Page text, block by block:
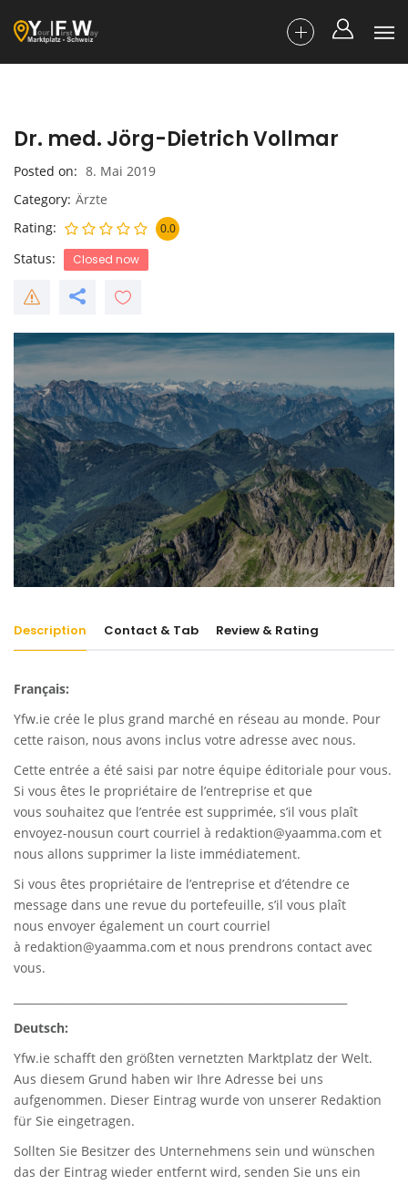
Dr. med. Jörg-Dietrich Vollmar
Posted on
8. Mai 2019
Category Ärzte
Rating
0.0
Status Closed now
Description Contact & Tab Review & Rating
Français:
Yfw.ie crée le plus grand marché en réseau au monde. Pour
cette raison, nous avons inclus votre adresse avec nous.
Cette entrée a été saisi par notre équipe éditoriale pour vous.
Si vous êtes le propriétaire de l’entreprise et que
vous souhaitez que l’entrée est supprimée, s’il vous plaît
envoyez-nousun court courriel à redaktion@yaamma.com et
nous allons supprimer la liste immédiatement.
Si vous êtes propriétaire de l’entreprise et d’étendre ce
message dans une revue du portefeuille, s’il vous plaît
nous envoyer également un court courriel
à redaktion@yaamma.com et nous prendrons contact avec
vous.
Deutsch:
Yfw.ie schafft den größten vernetzten Marktplatz der Welt.
Aus diesem Grund haben wir Ihre Adresse bei uns
aufgenommen. Dieser Eintrag wurde von unserer Redaktion
für Sie eingetragen.
Sollten Sie Besitzer des Unternehmens sein und wünschen
das der Eintrag wieder entfernt wird, senden Sie uns ein